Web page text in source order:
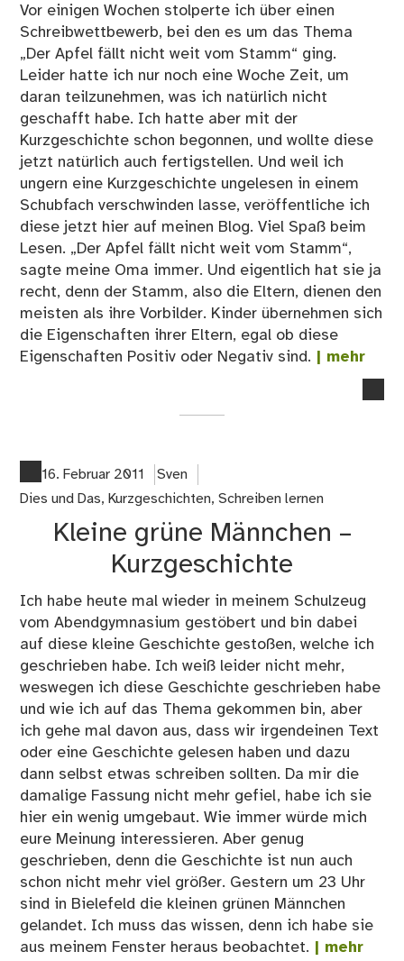
Vor einigen Wochen stolperte ich über einen
Schreibwettbewerb, bei den es um das Thema
„Der Apfel fällt nicht weit vom Stamm“ ging.
Leider hatte ich nur noch eine Woche Zeit, um
daran teilzunehmen, was ich natürlich nicht
geschafft habe. Ich hatte aber mit der
Kurzgeschichte schon begonnen, und wollte diese
jetzt natürlich auch fertigstellen. Und weil ich
ungern eine Kurzgeschichte ungelesen in einem
Schubfach verschwinden lasse, veröffentliche ich
diese jetzt hier auf meinen Blog. Viel Spaß beim
Lesen. „Der Apfel fällt nicht weit vom Stamm“,
sagte meine Oma immer. Und eigentlich hat sie ja
recht, denn der Stamm, also die Eltern, dienen den
meisten als ihre Vorbilder. Kinder übernehmen sich
die Eigenschaften ihrer Eltern, egal ob diese
Eigenschaften Positiv oder Negativ sind. | mehr
16. Februar 2011
Sven
Dies und Das, Kurzgeschichten,Schreiben lernen
Kleine grüne Männchen –
Kurzgeschichte
Ich habe heute mal wieder in meinem Schulzeug
vom Abendgymnasium gestöbert und bin dabei
auf diese kleine Geschichte gestoßen, welche ich
geschrieben habe. Ich weiß leider nicht mehr,
weswegen ich diese Geschichte geschrieben habe
und wie ich auf das Thema gekommen bin, aber
ich gehe mal davon aus, dass wir irgendeinen Text
oder eine Geschichte gelesen haben und dazu
dann selbst etwas schreiben sollten. Da mir die
damalige Fassung nicht mehr gefiel, habe ich sie
hier ein wenig umgebaut. Wie immer würde mich
eure Meinung interessieren. Aber genug
geschrieben, denn die Geschichte ist nun auch
schon nicht mehr viel größer. Gestern um 23 Uhr
sind in Bielefeld die kleinen grünen Männchen
gelandet. Ich muss das wissen, denn ich habe sie
aus meinem Fenster heraus beobachtet. | mehr